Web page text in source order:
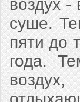
воздух -
суше.
пяти до
года.